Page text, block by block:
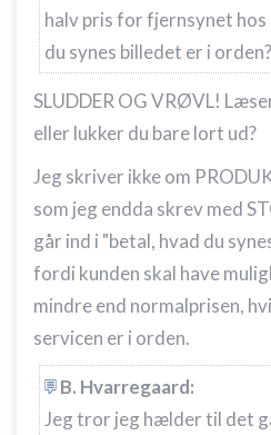
halv pris for fjernsynet hos
du synes billedet er i orden?
SLUDDER OG VRØVL!
eller lukker du bare lort ud?
Jeg skriver ikke om
som jeg endda skrev med
går ind i "betal, hvad du
fordi kunden skal have
mindre end normalprisen,
servicen er i orden.
B. Hvarregaard:
Jeg tror jeg hælder til det